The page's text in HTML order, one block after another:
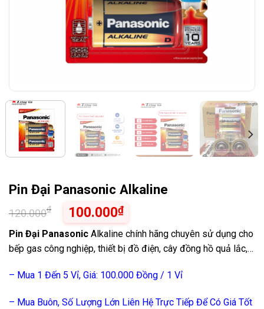
Pin Đại Panasonic Alkaline
120.000₫ 100.000₫
Pin Đại Panasonic Alkaline chính hãng chuyên sử dụng cho
bếp gas công nghiệp, thiết bị đồ điện, cây đồng hồ quả lắc,…
– Mua 1 Đến 5 Vỉ, Giá: 100.000 Đồng / 1 Vỉ
– Mua Buôn, Số Lượng Lớn Liên Hệ Trực Tiếp Để Có Giá Tốt